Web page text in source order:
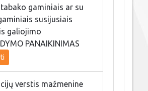
gaminiais ar su
susijusiais
galiojimo
PANAIKINIMAS
verstis mažmenine